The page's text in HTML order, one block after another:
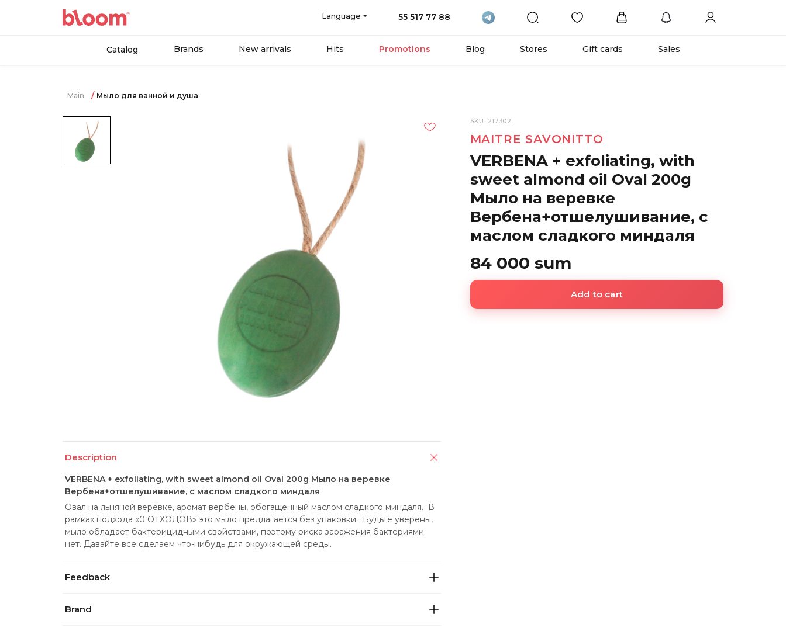
Language 55 517 77 88
Catalog Brands New arrivals Hits Promotions Blog Stores Gift cards Sales
Main Мыло для ванной и душа
Description
VERBENA + exfoliating, with sweet almond oil Oval 200g Мыло на веревке
Вербена+отшелушивание, с маслом сладкого миндаля
Овал на льняной верёвке, аромат вербены, обогащенный маслом сладкого миндаля.  В
рамках подхода «0 ОТХОДОВ» это мыло предлагается без упаковки.  Будьте уверены,
мыло обладает бактерицидными свойствами, поэтому риска заражения бактериями
нет. Давайте все сделаем что-нибудь для окружающей среды.
Feedback
Brand
SKU: 217302
MAITRE SAVONITTO
VERBENA + exfoliating, with
sweet almond oil Oval 200g
Мыло на веревке
Вербена+отшелушивание, с
маслом сладкого миндаля
84 000 sum
Add to cart